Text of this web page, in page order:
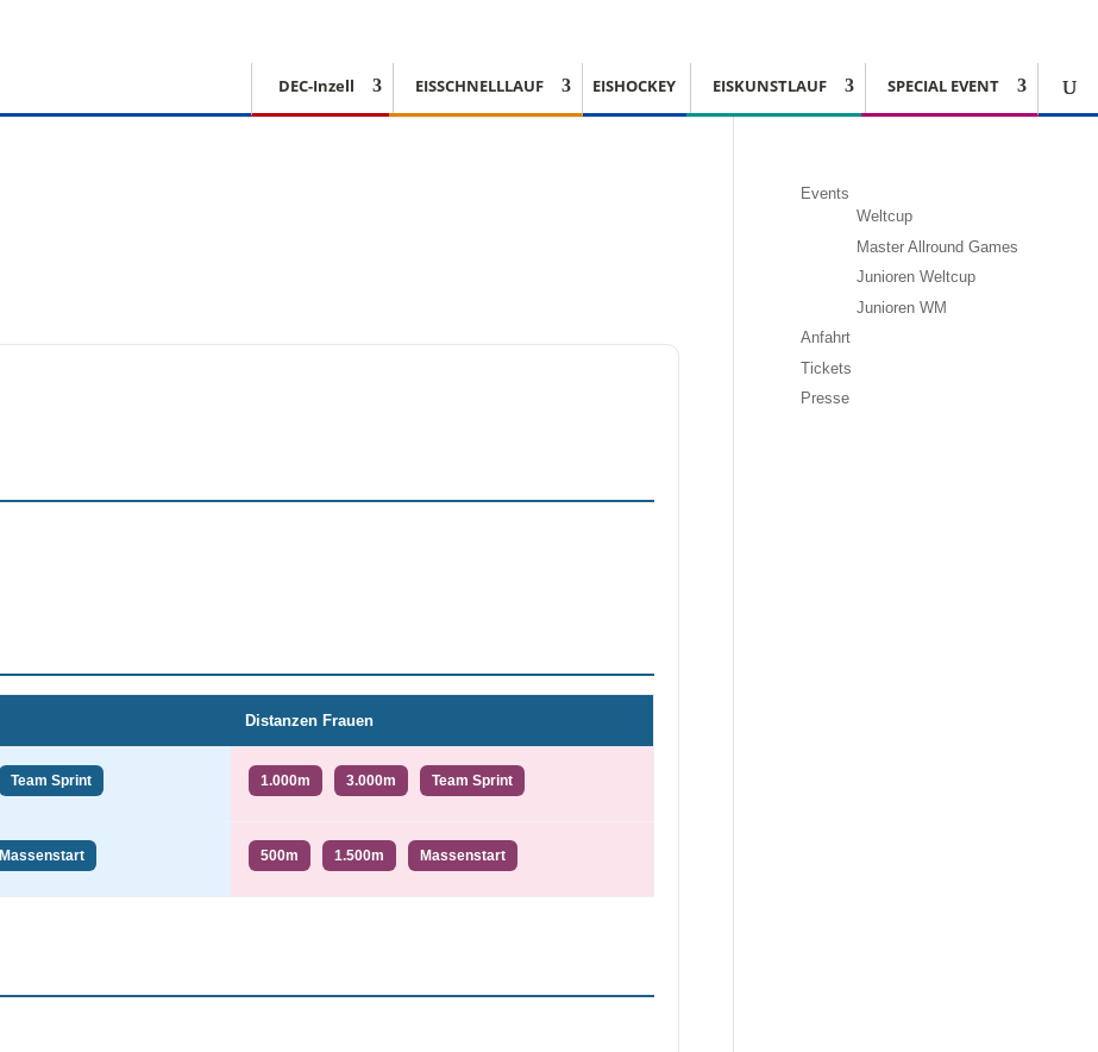
DEC-Inzell EISSCHNELLLAUF EISHOCKEY EISKUNSTLAUF SPECIAL EVENT
Distanzen Frauen
Team Sprint 1.000m 3.000m Team Sprint
Massenstart 500m 1.500m Massenstart
Events
Weltcup
Master Allround Games
Junioren Weltcup
Junioren WM
Anfahrt
Tickets
Presse